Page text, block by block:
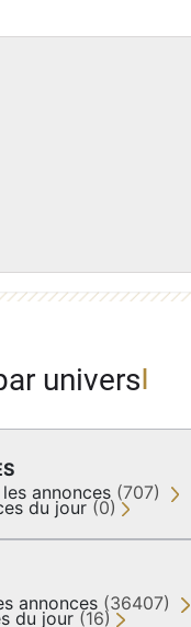
univers
annonces (707)
du jour (0)
annonces (36407)
du jour (16)